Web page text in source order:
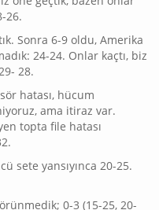
26.
Sonra 6-9 oldu, Amerika
24-24. Onlar kaçtı, biz
28.
hatası, hücum
ama itiraz var.
topta file hatası
sete yansıyınca 20-25.
0-3 (15-25, 20-